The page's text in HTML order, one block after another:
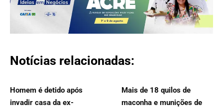
Notícias relacionadas:
Homem é detido após
invadir casa da ex-
Mais de 18 quilos de
maconha e munições de